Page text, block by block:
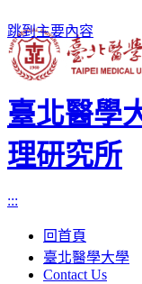
跳到主要內容
臺北醫學
理研究所
:::
回首頁
臺北醫學大學
Contact Us